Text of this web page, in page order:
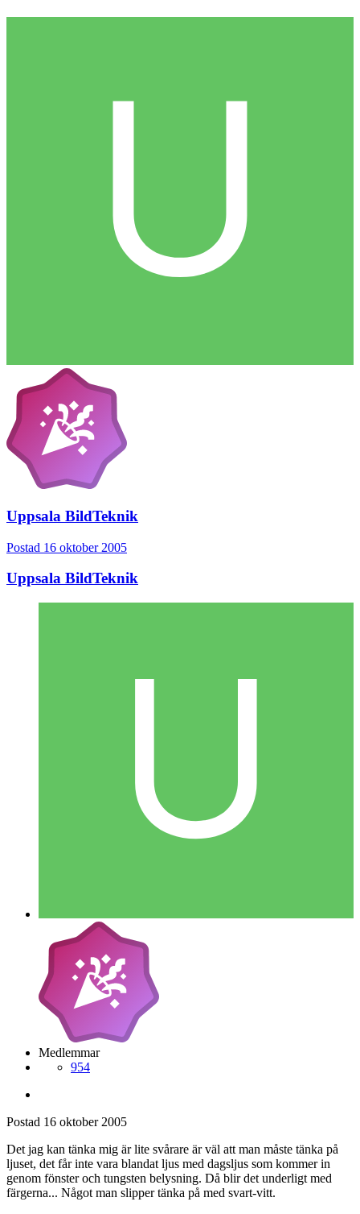
Uppsala BildTeknik
Postad 16 oktober 2005
Uppsala BildTeknik
Medlemmar
954
Postad 16 oktober 2005
Det jag kan tänka mig är lite svårare är väl att man måste tänka på
ljuset, det får inte vara blandat ljus med dagsljus som kommer in
genom fönster och tungsten belysning. Då blir det underligt med
färgerna... Något man slipper tänka på med svart-vitt.